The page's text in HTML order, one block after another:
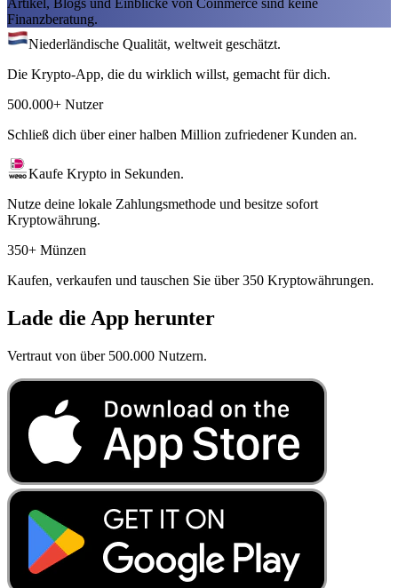
Artikel, Blogs und Einblicke von Coinmerce sind keine
Finanzberatung.
Niederländische Qualität, weltweit geschätzt.
Die Krypto-App, die du wirklich willst, gemacht für dich.
500.000+ Nutzer
Schließ dich über einer halben Million zufriedener Kunden an.
Kaufe Krypto in Sekunden.
Nutze deine lokale Zahlungsmethode und besitze sofort
Kryptowährung.
350+ Münzen
Kaufen, verkaufen und tauschen Sie über 350 Kryptowährungen.
Lade die App herunter
Vertraut von über 500.000 Nutzern.